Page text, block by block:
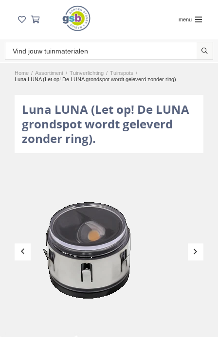
menu
Home / Assortiment / Tuinverlichting / Tuinspots /
Luna LUNA (Let op! De LUNA grondspot wordt geleverd zonder ring).
Luna LUNA (Let op! De LUNA
grondspot wordt geleverd
zonder ring).